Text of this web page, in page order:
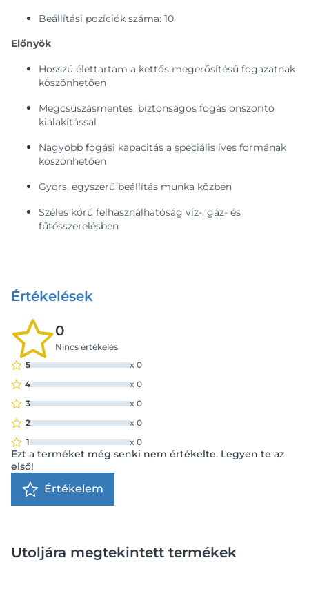
Beállítási pozíciók száma: 10
Előnyök
Hosszú élettartam a kettős megerősítésű fogazatnak
köszönhetően
Megcsúszásmentes, biztonságos fogás önszorító
kialakítással
Nagyobb fogási kapacitás a speciális íves formának
köszönhetően
Gyors, egyszerű beállítás munka közben
Széles körű felhasználhatóság víz-, gáz- és
fűtésszerelésben
Értékelések
0
Nincs értékelés
5
x 0
4
x 0
3
x 0
2
x 0
1
x 0
Ezt a terméket még senki nem értékelte. Legyen te az
első!
Értékelem
Utoljára megtekintett termékek